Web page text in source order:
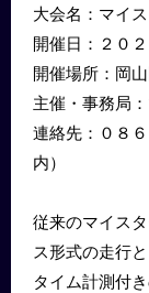
大会名：マイ
開催日：２０
開催場所：岡
主催・事務局
連絡先：０８
内）
従来のマイス
ス形式の走行と
タイム計測付